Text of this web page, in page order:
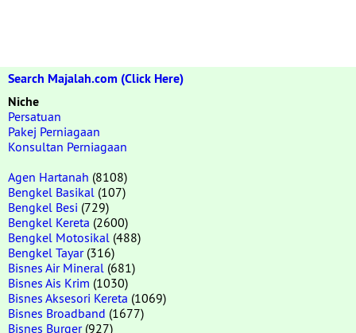
Search Majalah.com (Click Here)
Niche
Persatuan
Pakej Perniagaan
Konsultan Perniagaan
Agen Hartanah (8108)
Bengkel Basikal (107)
Bengkel Besi (729)
Bengkel Kereta (2600)
Bengkel Motosikal (488)
Bengkel Tayar(316)
Bisnes Air Mineral (681)
Bisnes Ais Krim (1030)
Bisnes Aksesori Kereta (1069)
Bisnes Broadband (1677)
Bisnes Burger(927)